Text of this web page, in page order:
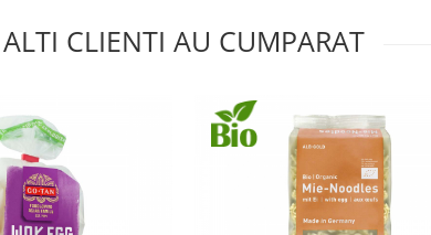
ALTI CLIENTI AU CUMPARAT